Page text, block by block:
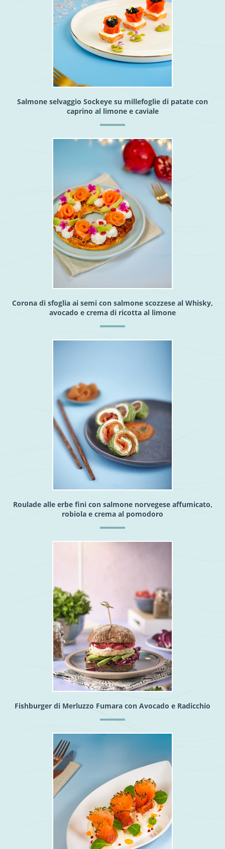
Salmone selvaggio Sockeye su millefoglie di patate con
caprino al limone e caviale
Corona di sfoglia ai semi con salmone scozzese al Whisky,
avocado e crema di ricotta al limone
Roulade alle erbe fini con salmone norvegese affumicato,
robiola e crema al pomodoro
Fishburger di Merluzzo Fumara con Avocado e Radicchio